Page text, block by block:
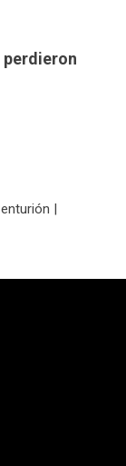
perdieron
|